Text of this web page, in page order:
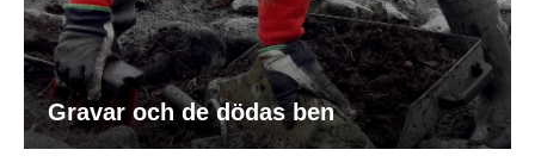
Gravar och de dödas ben